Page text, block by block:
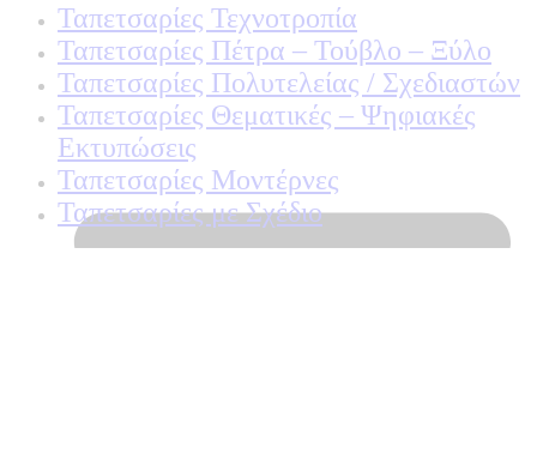
Ταπετσαρίες Τεχνοτροπία
Ταπετσαρίες Πέτρα – Τούβλο – Ξύλο
Ταπετσαρίες Πολυτελείας / Σχεδιαστών
Ταπετσαρίες Θεματικές – Ψηφιακές
Εκτυπώσεις
Ταπετσαρίες Μοντέρνες
Ταπετσαρίες με Σχέδιο